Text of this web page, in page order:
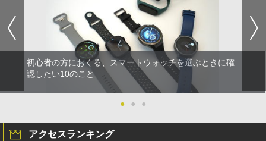
初心者の方におくる、スマートウォッチを選ぶときに確
認したい10のこと
● ● ●
アクセスランキング